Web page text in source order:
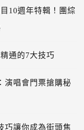
10週年特輯！團綜
通的7大技巧
演唱會門票搶購秘
巧讓你成為街頭焦